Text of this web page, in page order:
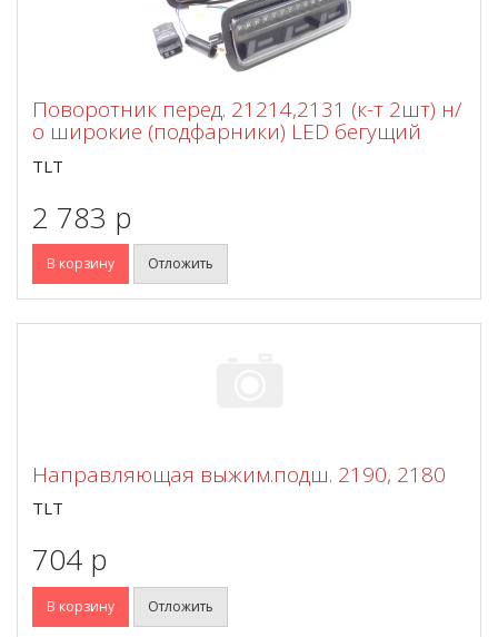
Поворотник перед. 21214,2131 (к-т 2шт) н/
о широкие (подфарники) LED бегущий
TLT
2 783 p
В корзину Отложить
Направляющая выжим.подш. 2190, 2180
TLT
704 p
В корзину Отложить